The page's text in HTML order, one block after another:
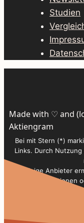
Studien
Made with ♡ and
Aktiengram
Bei mit Stern (*)
Links. Durch
Einige Anbieter
Konditionen